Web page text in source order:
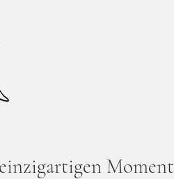
Moment